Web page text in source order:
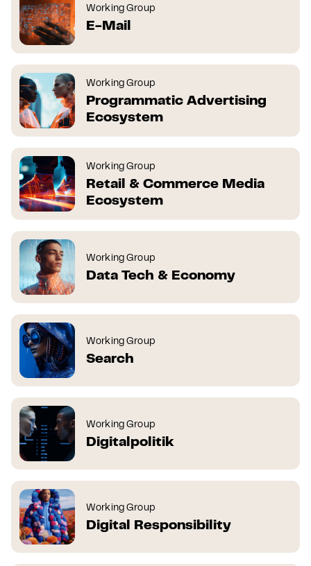
Working Group
E-Mail
Working Group
Programmatic Advertising
Ecosystem
Working Group
Retail & Commerce Media
Ecosystem
Working Group
Data Tech & Economy
Working Group
Search
Working Group
Digitalpolitik
Working Group
Digital Responsibility